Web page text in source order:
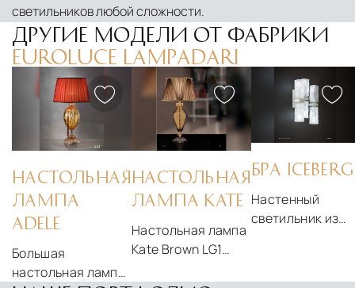
светильников любой сложности.
ДРУГИЕ МОДЕЛИ ОТ ФАБРИКИ
EUROLUCE LAMPADARI
НАСТОЛЬНАЯ
ЛАМПА
ADELE
Большая
настольная лампа
НАСТОЛЬНАЯ
ЛАМПА KATE
Настольная лампа
Kate Brown LG1
БРА ICEBERG
Настенный
светильник из